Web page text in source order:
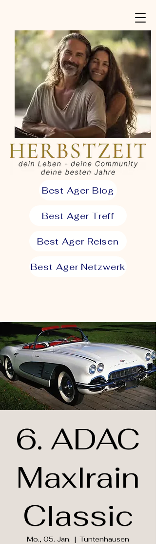
Best Ager Blog
Best Ager Treff
Best Ager Reisen
Best Ager Netzwerk
6. ADAC
Maxlrain
Classic
Mo., 05. Jan.
  |
Tuntenhausen